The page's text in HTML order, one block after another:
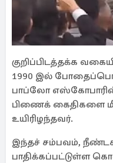
குறிப்பிடத்தக்க
1990 இல்
பாப்லோ எஸ்கோபாரின்
பிணைக் கைதிகளை
உயிரிழந்தவர்.
இந்தச் சம்பவம்,
பாதிக்கப்பட்டுள்ள